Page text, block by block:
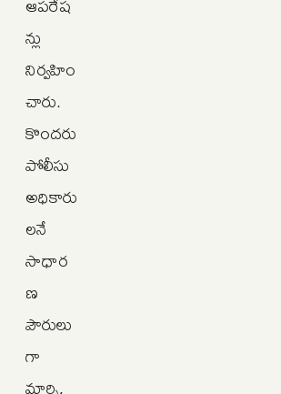
న్లు
నిర్వహిం
చారు.
కొందరు
పోలీసు
అధికారు
లనే
సాధార
ణ
పౌరులు
గా